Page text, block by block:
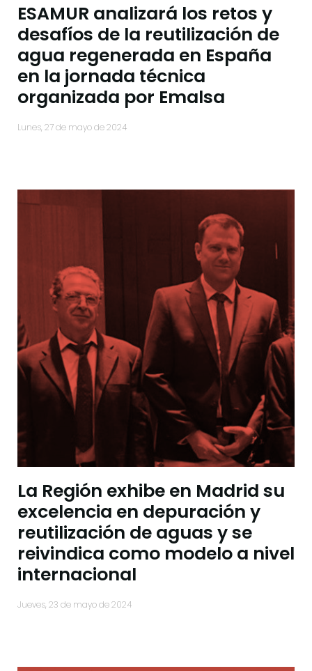
ESAMUR analizará los retos y
desafíos de la reutilización de
agua regenerada en España
en la jornada técnica
organizada por Emalsa
lunes, 27 de mayo de 2024
La Región exhibe en Madrid su
excelencia en depuración y
reutilización de aguas y se
reivindica como modelo a nivel
internacional
jueves, 23 de mayo de 2024